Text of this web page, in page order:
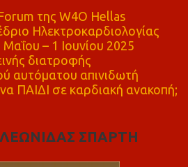
της W4O Hellas
Ηλεκτροκαρδιολογίας
– 1 Ιουνίου 2025
διατροφής
αυτόματου απινιδωτή
ΠΑΙΔΙ σε καρδιακή ανακοπή;
ΣΠΑΡΤΗ